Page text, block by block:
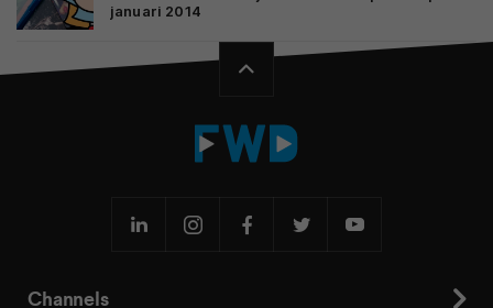
januari 2014
Channels